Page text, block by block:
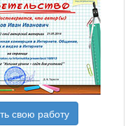
свою работу